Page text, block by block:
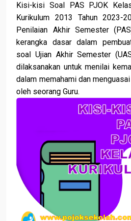
Kisi-kisi Soal PAS PJOK
Kurikulum 2013 Tahun
Penilaian Akhir Semester
kerangka dasar dalam
soal Ujian Akhir Semester
dilaksanakan untuk menilai
dalam memahami dan
oleh seorang Guru.